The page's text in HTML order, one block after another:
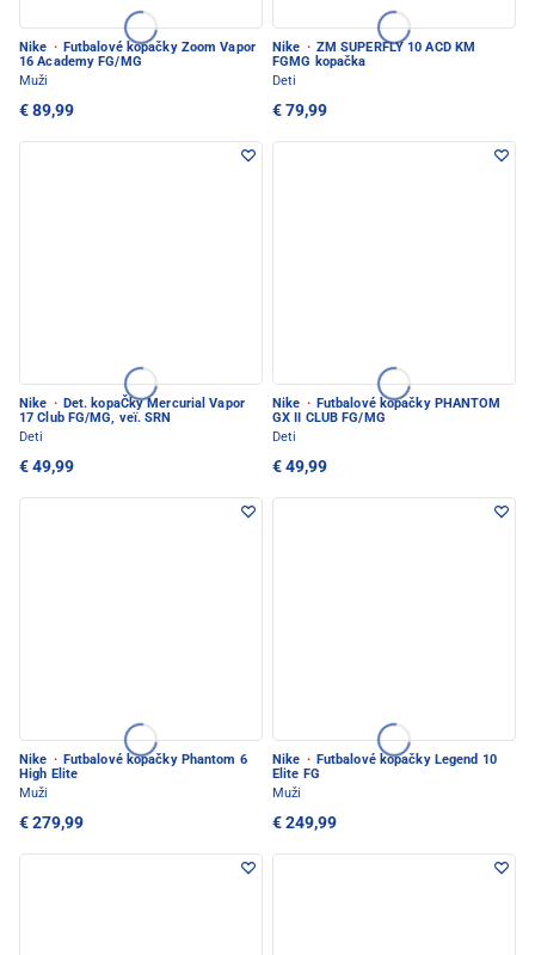
Nike · Futbalové kopačky Zoom Vapor
16 Academy FG/MG
Muži
€ 89,99
Nike · ZM SUPERFLY 10 ACD KM
FGMG kopačka
Deti
€ 79,99
Nike · Det. kopaČky Mercurial Vapor
17 Club FG/MG, veï. SRN
Deti
€ 49,99
Nike · Futbalové kopačky PHANTOM
GX II CLUB FG/MG
Deti
€ 49,99
Nike · Futbalové kopačky Phantom 6
High Elite
Muži
€ 279,99
Nike · Futbalové kopačky Legend 10
Elite FG
Muži
€ 249,99